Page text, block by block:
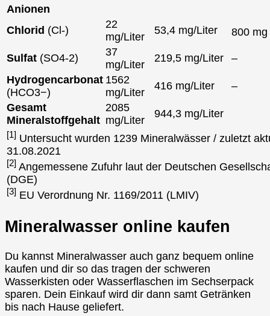
Anionen
Chlorid (Cl-)
22
mg/Liter
53,4 mg/Liter 800 mg
Sulfat (SO4-2)
37
mg/Liter
219,5 mg/Liter
–
Hydrogencarbonat
(HCO3−)
1562
mg/Liter
416 mg/Liter
–
Gesamt
Mineralstoffgehalt
2085
mg/Liter
944,3 mg/Liter
[1] Untersucht wurden 1239 Mineralwässer / zuletzt
31.08.2021
[2] Angemessene Zufuhr laut der Deutschen
(DGE)
[3] EU Verordnung Nr. 1169/2011 (LMIV)
Mineralwasser online kaufen
Du kannst Mineralwasser auch ganz bequem online
kaufen und dir so das tragen der schweren
Wasserkisten oder Wasserflaschen im Sechserpack
sparen. Dein Einkauf wird dir dann samt Getränken
bis nach Hause geliefert.